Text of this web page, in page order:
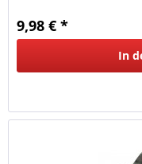
9,98 € *
In